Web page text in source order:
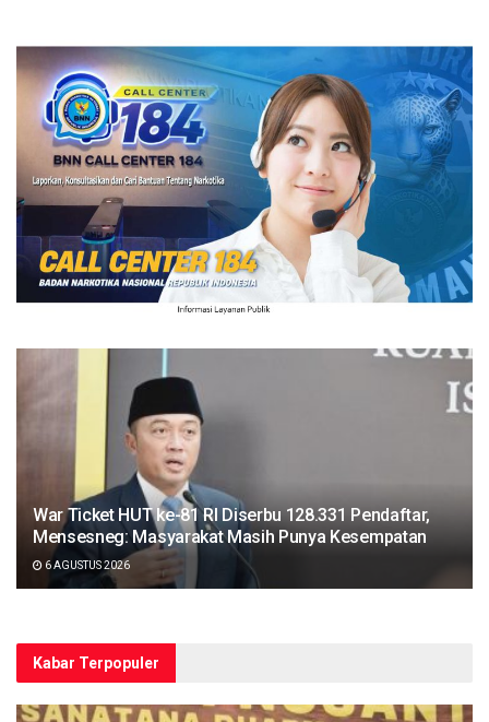
War Ticket HUT ke-81 RI Diserbu 128.331 Pendaftar,
Mensesneg: Masyarakat Masih Punya Kesempatan
6 AGUSTUS 2026
Kabar Terpopuler